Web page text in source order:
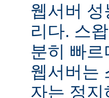
웹서버
리다. 스
분히 빠
웹서버는
자는 정